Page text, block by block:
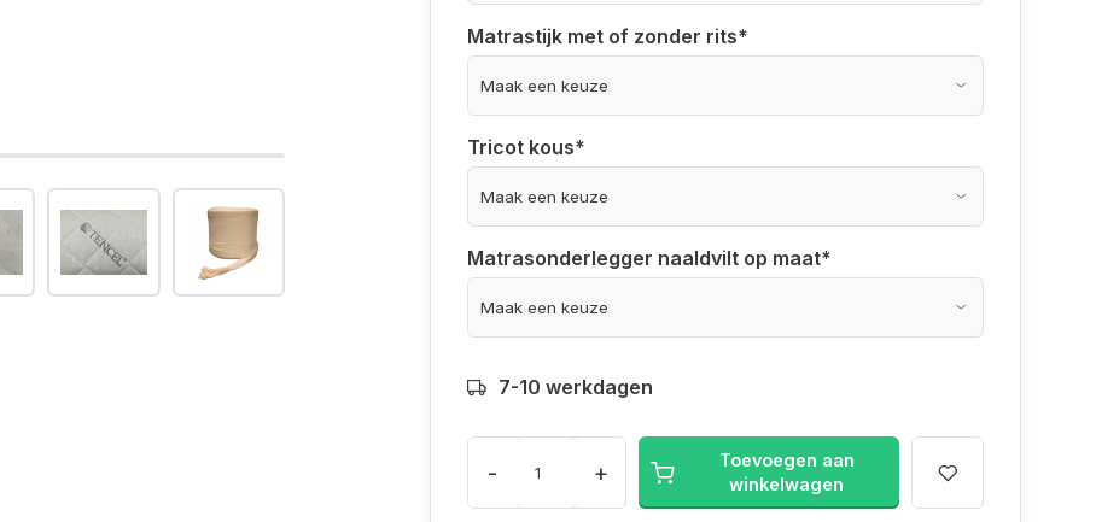
Matrastijk met of zonder rits*
Tricot kous*
Matrasonderlegger naaldvilt op maat*
7-10 werkdagen
- +
Toevoegen aan
winkelwagen